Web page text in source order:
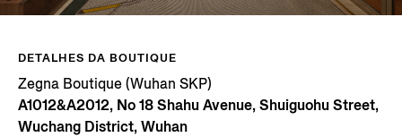
DETALHES DA BOUTIQUE
Zegna Boutique (Wuhan SKP)
A1012&A2012, No 18 Shahu Avenue, Shuiguohu Street,
Wuchang District, Wuhan